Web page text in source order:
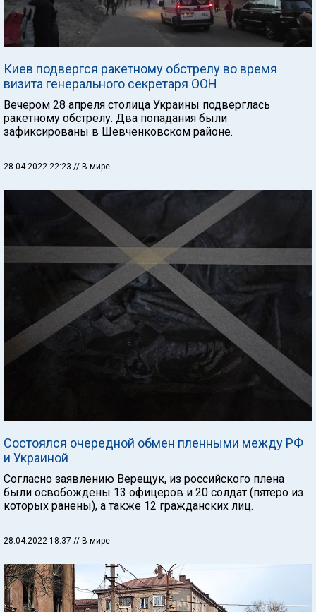
Киев подвергся ракетному обстрелу во время
визита генерального секретаря ООН
Вечером 28 апреля столица Украины подверглась
ракетному обстрелу. Два попадания были
зафиксированы в Шевченковском районе.
28.04.2022 22:23 // В мире
Состоялся очередной обмен пленными между РФ
и Украиной
Согласно заявлению Верещук, из российского плена
были освобождены 13 офицеров и 20 солдат (пятеро из
которых ранены), а также 12 гражданских лиц.
28.04.2022 18:37 // В мире